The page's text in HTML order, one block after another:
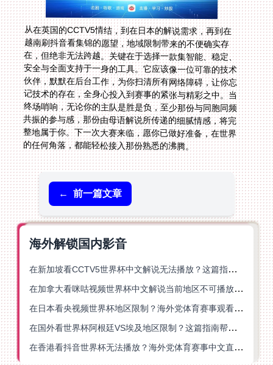
从在英国的CCTV5情结，到在日本的解说需求，再到在
越南刷抖音看集锦的愿望，地域限制带来的不便确实存
在，但绝非无法跨越。关键在于选择一款集智能、稳定、
安全与全面支持于一身的工具。它应该像一位可靠的技术
伙伴，默默在后台工作，为你扫清所有网络障碍，让你忘
记技术的存在，全身心投入到赛事的紧张与精彩之中。当
终场哨响，无论你的主队是胜是负，至少那份与同胞同频
共振的参与感，那份由母语解说所传递的细腻情感，将完
整地属于你。下一次大赛来临，愿你已做好准备，在世界
的任何角落，都能轻松接入那份熟悉的沸腾。
← 前一篇文章
海外解锁国内影音
在新加坡看CCTV5世界杯中文解说无法播放？这篇指南帮你解锁海外体育直播自由
在加拿大看咪咕视频世界杯中文解说当前地区不可播放？这篇指南帮你一键解决
在日本看央视频世界杯地区限制？海外党体育赛事观看终极指南
在国外看世界杯阿根廷VS埃及地区限制？这篇指南帮你搞定中文直播+解说
在香港看抖音世界杯无法播放？海外党体育赛事中文直播终极指南